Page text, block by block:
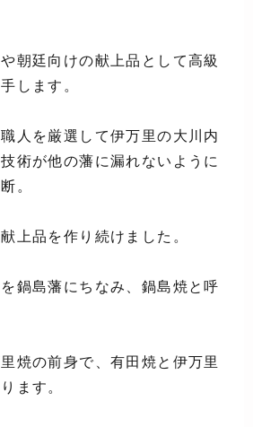
朝廷向けの献上品として高級
します。
人を厳選して伊万里の大川内
術が他の藩に漏れないように
。
上品を作り続けました。
鍋島藩にちなみ、鍋島焼と呼
焼の前身で、有田焼と伊万里
ます。